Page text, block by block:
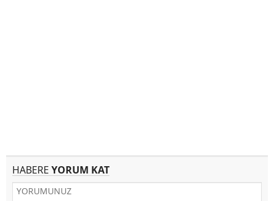
HABERE YORUM KAT